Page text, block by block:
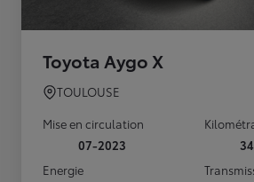
Toyota Aygo X
TOULOUSE
Mise en circulation
07-2023
Energie